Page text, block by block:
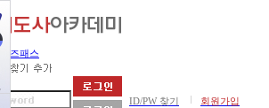
비즈패스
ID/PW 찾기 회원가입